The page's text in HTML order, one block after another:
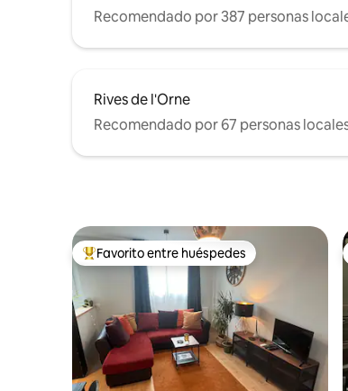
Recomendado por 387 personas
Rives de l'Orne
Recomendado por 67 personas
Favorito entre huéspedes preferido
Favorito entre huéspedes